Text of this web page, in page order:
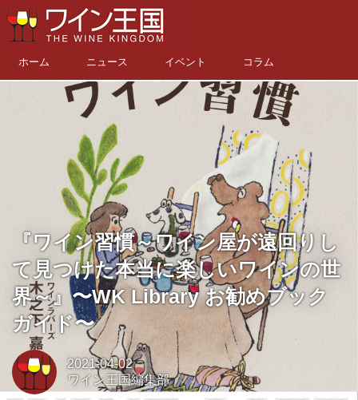
ホーム ニュース イベント コラム
『ワイン習慣～ワイン屋が遠回りし
て見つけた本当に楽しいワインの世
界～』〜WK Library お勧めブック
ガイド〜
2021-04-02
ワイン王国編集部